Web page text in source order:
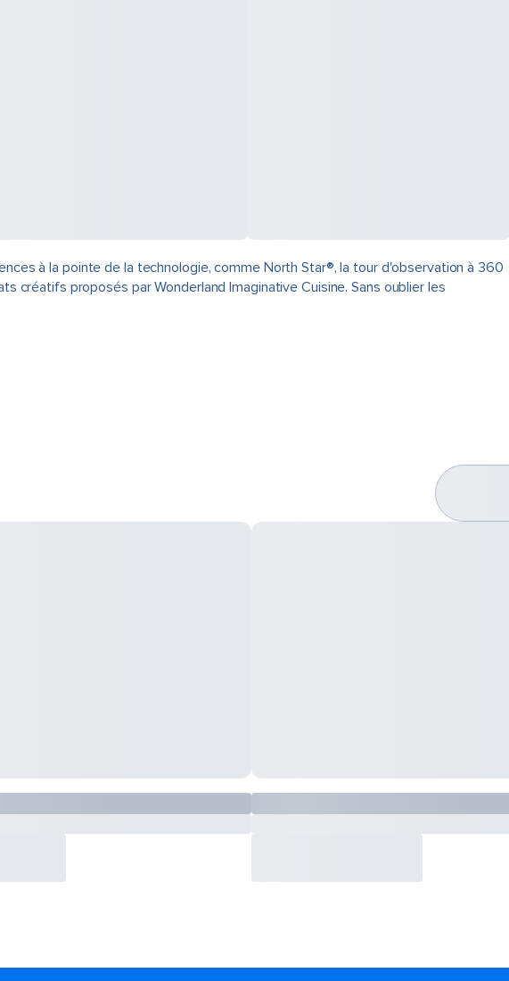
à la pointe de la technologie, comme North Star®, la tour d'observation à 360
créatifs proposés par Wonderland Imaginative Cuisine. Sans oublier les